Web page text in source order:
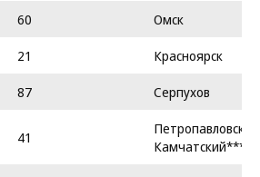
60
Омск
21
Красноярск
87 Серпухов
41
Петропавловск-
Камчатский***